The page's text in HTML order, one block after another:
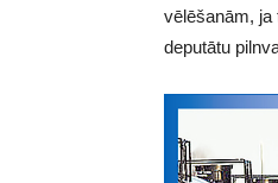
vēlēšanām, ja
deputātu